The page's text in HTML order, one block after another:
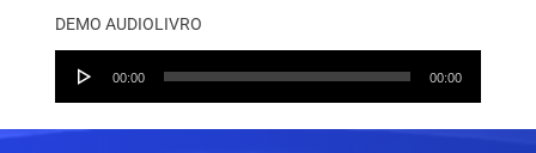
DEMO AUDIOLIVRO
Audio
00:00 00:00